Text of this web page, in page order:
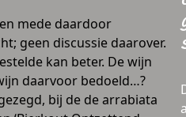
mede daardoor
geen discussie daarover.
kan beter. De wijn
daarvoor bedoeld…?
bij de de arrabiata